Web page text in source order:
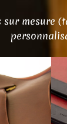
sur mesure